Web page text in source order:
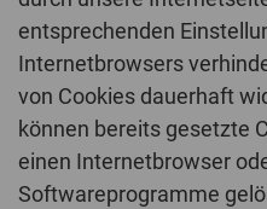
entsprechenden
Internetbrowsers
von Cookies dauerhaft
können bereits gesetzte
einen Internetbrowser
Softwareprogramme